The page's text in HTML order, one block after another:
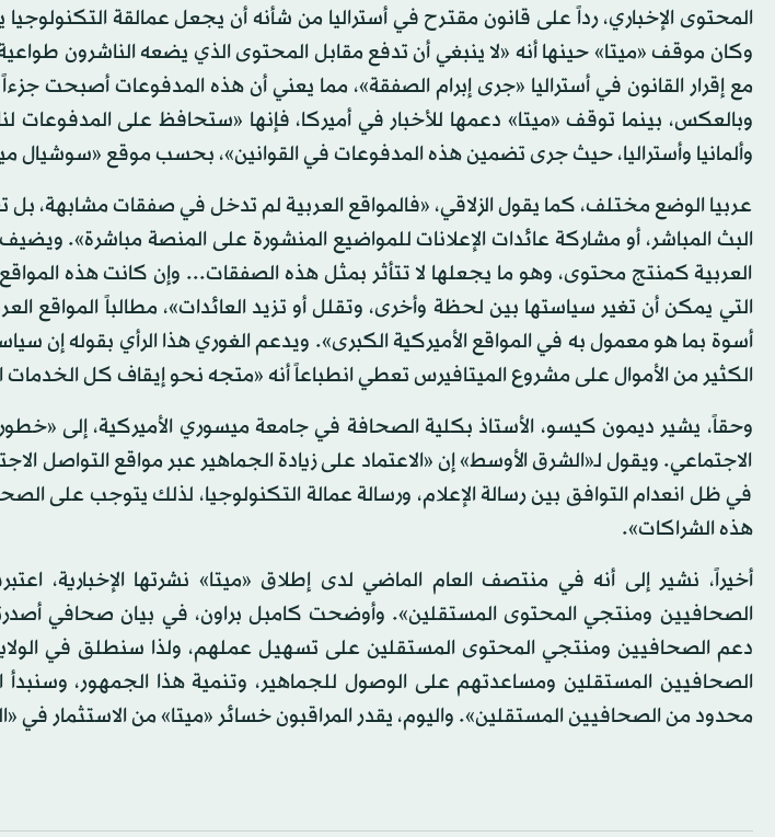
المحتوى الإخباري، رداً على قانون مقترح في أستراليا من شأنه أن يجعل عمالقة
وكان موقف «ميتا» حينها أنه «لا ينبغي أن تدفع مقابل المحتوى الذي يضعه الناشرون
مع إقرار القانون في أستراليا «جرى إبرام الصفقة»، مما يعني أن هذه المدفوعات أصبحت
وبالعكس، بينما توقف «ميتا» دعمها للأخبار في أميركا، فإنها «ستحافظ على المدفوعات
وألمانيا وأستراليا، حيث جرى تضمين هذه المدفوعات في القوانين»، بحسب موقع «سوشيال
عربيا الوضع مختلف، كما يقول الزلاقي، «فالمواقع العربية لم تدخل في صفقات مشابهة،
البث المباشر، أو مشاركة عائدات الإعلانات للمواضيع المنشورة على المنصة مباشرة».
العربية كمنتج محتوى، وهو ما يجعلها لا تتأثر بمثل هذه الصفقات... وإن كانت هذه
التي يمكن أن تغير سياستها بين لحظة وأخرى، وتقلل أو تزيد العائدات»، مطالباً المواقع
أسوة بما هو معمول به في المواقع الأميركية الكبرى». ويدعم الغوري هذا الرأي بقوله إن
الكثير من الأموال على مشروع الميتافيرس تعطي انطباعاً أنه «متجه نحو إيقاف كل الخدمات
وحقاً، يشير ديمون كيسو، الأستاذ بكلية الصحافة في جامعة ميسوري الأميركية، إلى
الاجتماعي. ويقول لـ«الشرق الأوسط» إن «الاعتماد على زيادة الجماهير عبر مواقع التواصل
في ظل انعدام التوافق بين رسالة الإعلام، ورسالة عمالة التكنولوجيا، لذلك يتوجب على
هذه الشراكات».
أخيراً، نشير إلى أنه في منتصف العام الماضي لدى إطلاق «ميتا» نشرتها الإخبارية،
الصحافيين ومنتجي المحتوى المستقلين». وأوضحت كامبل براون، في بيان صحافي
دعم الصحافيين ومنتجي المحتوى المستقلين على تسهيل عملهم، ولذا سنطلق في
الصحافيين المستقلين ومساعدتهم على الوصول للجماهير، وتنمية هذا الجمهور،
محدود من الصحافيين المستقلين». واليوم، يقدر المراقبون خسائر «ميتا» من الاستثمار في «الميتافيرس»